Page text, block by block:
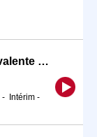
Equipier polyvalent / Equipière polyvalente de restauration rapid (H/F)
- Intérim -